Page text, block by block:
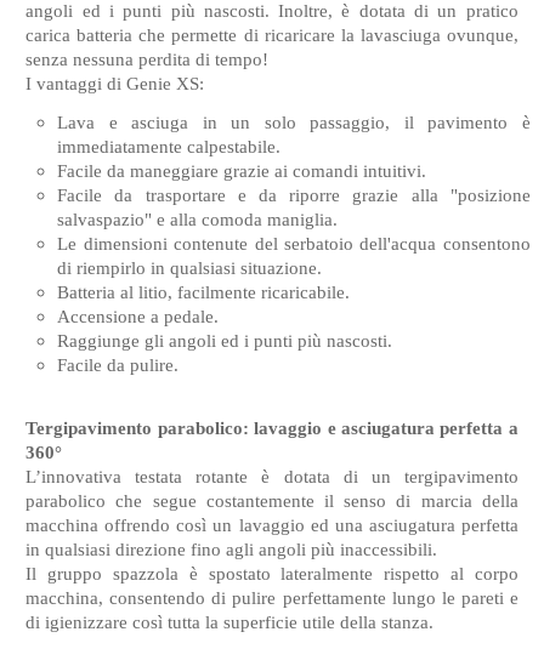
angoli ed i punti più nascosti. Inoltre, è dotata di un pratico
carica batteria che permette di ricaricare la lavasciuga ovunque,
senza nessuna perdita di tempo!
I vantaggi di Genie XS:
Lava e asciuga in un solo passaggio, il pavimento è
immediatamente calpestabile.
Facile da maneggiare grazie ai comandi intuitivi.
Facile da trasportare e da riporre grazie alla "posizione
salvaspazio" e alla comoda maniglia.
Le dimensioni contenute del serbatoio dell'acqua consentono
di riempirlo in qualsiasi situazione.
Batteria al litio, facilmente ricaricabile.
Accensione a pedale.
Raggiunge gli angoli ed i punti più nascosti.
Facile da pulire.
Tergipavimento parabolico: lavaggio e asciugatura perfetta a
360°
L’innovativa testata rotante è dotata di un tergipavimento
parabolico che segue costantemente il senso di marcia della
macchina offrendo così un lavaggio ed una asciugatura perfetta
in qualsiasi direzione fino agli angoli più inaccessibili.
Il gruppo spazzola è spostato lateralmente rispetto al corpo
macchina, consentendo di pulire perfettamente lungo le pareti e
di igienizzare così tutta la superficie utile della stanza.